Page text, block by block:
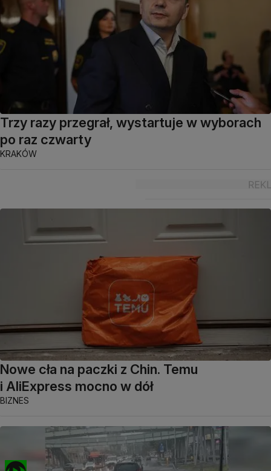
Trzy razy przegrał, wystartuje w wyborach
po raz czwarty
KRAKÓW
Nowe cła na paczki z Chin. Temu
i AliExpress mocno w dół
BIZNES